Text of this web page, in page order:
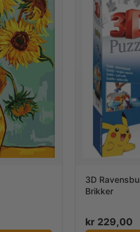
3D
Brikker
kr 229,00